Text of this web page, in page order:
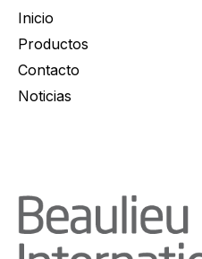
Inicio
Productos
Contacto
Noticias